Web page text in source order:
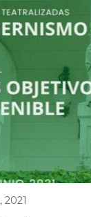
2021